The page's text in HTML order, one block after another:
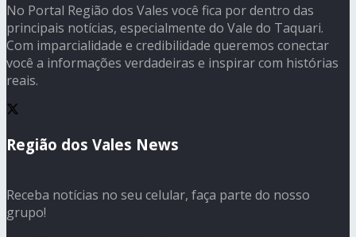
No Portal Região dos Vales você fica por dentro das
principais notícias, especialmente do Vale do Taquari.
Com imparcialidade e credibilidade queremos conectar
você a informações verdadeiras e inspirar com histórias
reais.
Região dos Vales News
Receba notícias no seu celular, faça parte do nosso
grupo!